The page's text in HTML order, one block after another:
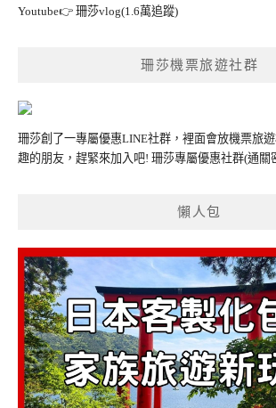
Youtube👉 珊莎vlog(1.6萬追蹤)
珊莎機票旅遊社群
珊莎創了一專屬優惠LINE社群，裡面會放機票旅
趣的朋友，趕緊來加入吧! 珊莎專屬優惠社群(通關
懶人包